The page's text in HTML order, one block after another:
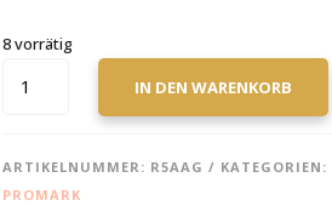
8 vorrätig
REBOUND
IN DEN WARENKORB
ARTIKELNUMMER: R5AAG KATEGORIEN:
PROMARK